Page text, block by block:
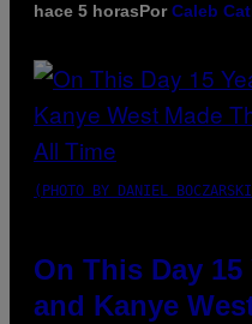
hace 5 horasPorCaleb
(PHOTO BY DANIEL
On This Day
and Kanye